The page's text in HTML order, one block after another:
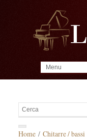
Home/ Chitarre / bassi